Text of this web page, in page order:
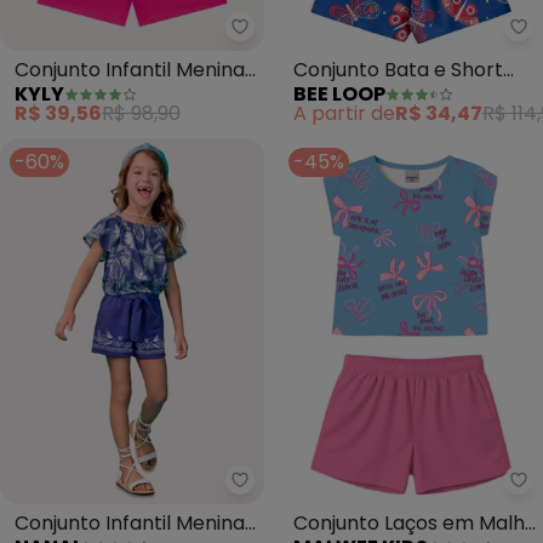
Kyly - Conjunto Infantil Menina
Conjunto Infantil Menina
Estampa (Azul)
KYLY
R$ 39,56R$ 98,90
Conjunto Bata e Short
Menina (Azul)
BEE LOOP
A partir deR$ 34,47R$
-60%
Nanai - Conjunto Infantil
Conjunto Infantil Menina
-45%
Conjunto Laços em Malha